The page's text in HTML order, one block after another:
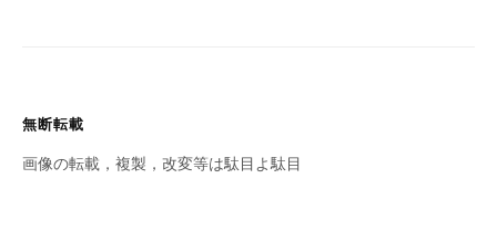
無断転載
画像の転載，複製，改変等は駄目よ駄目